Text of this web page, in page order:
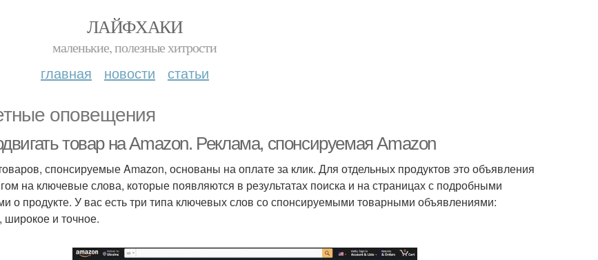
ЛАЙФХАКИ
маленькие, полезные хитрости
главная новости статьи
оповещения
товар на Amazon. Реклама, спонсируемая Amazon
спонсируемые Amazon, основаны на оплате за клик. Для отдельных продуктов это объявления
на ключевые слова, которые появляются в результатах поиска и на страницах с подробными
о продукте. У вас есть три типа ключевых слов со спонсируемыми товарными объявлениями:
и точное.